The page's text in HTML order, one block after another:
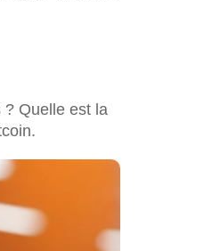
? Quelle est la